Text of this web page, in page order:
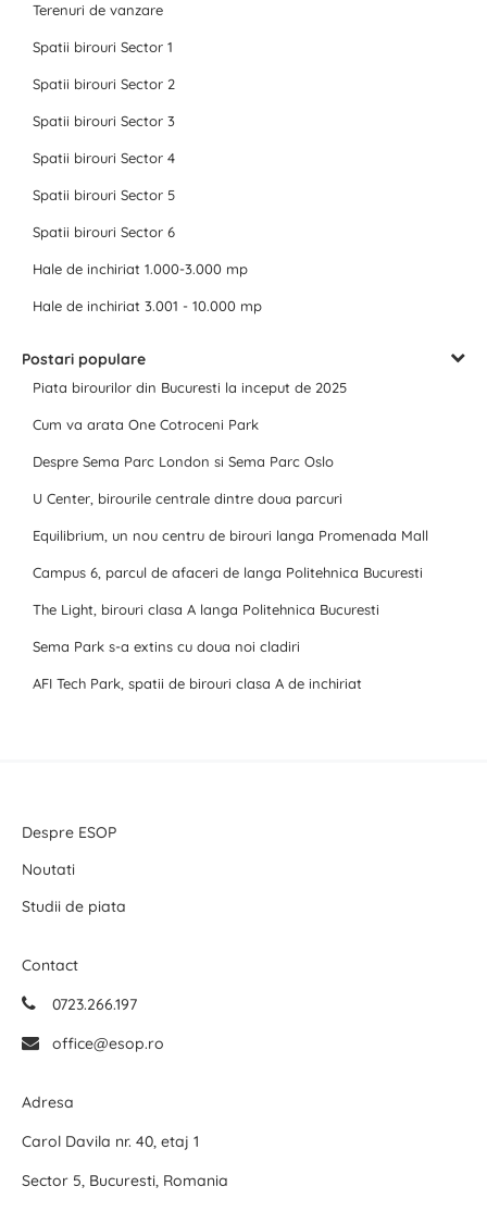
Terenuri de vanzare
Spatii birouri Sector 1
Spatii birouri Sector 2
Spatii birouri Sector 3
Spatii birouri Sector 4
Spatii birouri Sector 5
Spatii birouri Sector 6
Hale de inchiriat 1.000-3.000 mp
Hale de inchiriat 3.001 - 10.000 mp
Postari populare
Piata birourilor din Bucuresti la inceput de 2025
Cum va arata One Cotroceni Park
Despre Sema Parc London si Sema Parc Oslo
U Center, birourile centrale dintre doua parcuri
Equilibrium, un nou centru de birouri langa Promenada Mall
Campus 6, parcul de afaceri de langa Politehnica Bucuresti
The Light, birouri clasa A langa Politehnica Bucuresti
Sema Park s-a extins cu doua noi cladiri
AFI Tech Park, spatii de birouri clasa A de inchiriat
Despre ESOP
Noutati
Studii de piata
Contact
0723.266.197
office@esop.ro
Adresa
Carol Davila nr. 40, etaj 1
Sector 5, Bucuresti, Romania